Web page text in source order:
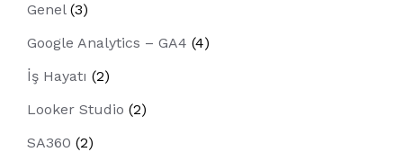
Genel(3)
Google Analytics – GA4 (4)
İş Hayatı (2)
Looker Studio (2)
SA360 (2)